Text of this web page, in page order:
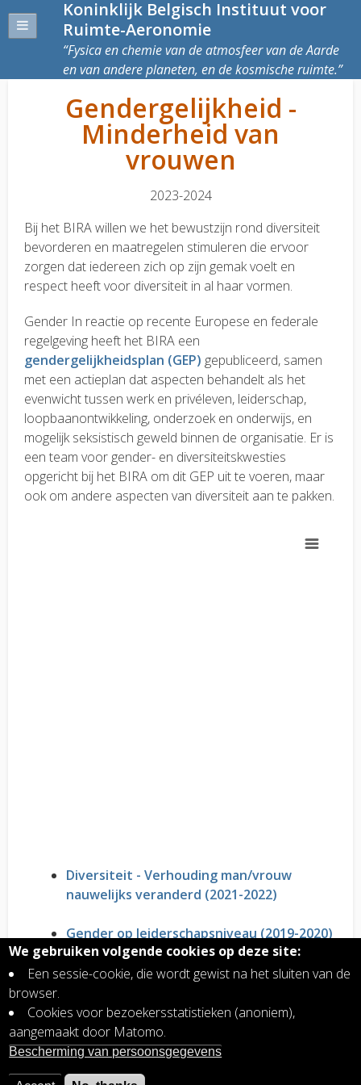
Koninklijk Belgisch Instituut voor
Ruimte-Aeronomie
Fysica en chemie van de atmosfeer van de Aarde
en van andere planeten, en de kosmische ruimte.
Gendergelijkheid -
Minderheid van
vrouwen
2023-2024
Bij het BIRA willen we het bewustzijn rond diversiteit
bevorderen en maatregelen stimuleren die ervoor
zorgen dat iedereen zich op zijn gemak voelt en
respect heeft voor diversiteit in al haar vormen.
Gender In reactie op recente Europese en federale
regelgeving heeft het BIRA een
gendergelijkheidsplan (GEP) gepubliceerd, samen
met een actieplan dat aspecten behandelt als het
evenwicht tussen werk en privéleven, leiderschap,
loopbaanontwikkeling, onderzoek en onderwijs, en
mogelijk seksistisch geweld binnen de organisatie. Er is
een team voor gender- en diversiteitskwesties
opgericht bij het BIRA om dit GEP uit te voeren, maar
ook om andere aspecten van diversiteit aan te pakken.
Diversiteit - Verhouding man/vrouw
nauwelijks veranderd (2021-2022)
Gender op leiderschapsniveau (2019-2020)
Gender volgens statuut en niveau (2019-
2020)
2020)
Promoten van vrouwen in de
We gebruiken volgende cookies op deze site:
Een sessie-cookie, die wordt gewist na het sluiten van de
browser.
Cookies voor bezoekersstatistieken (anoniem),
aangemaakt door Matomo.
Bescherming van persoonsgegevens